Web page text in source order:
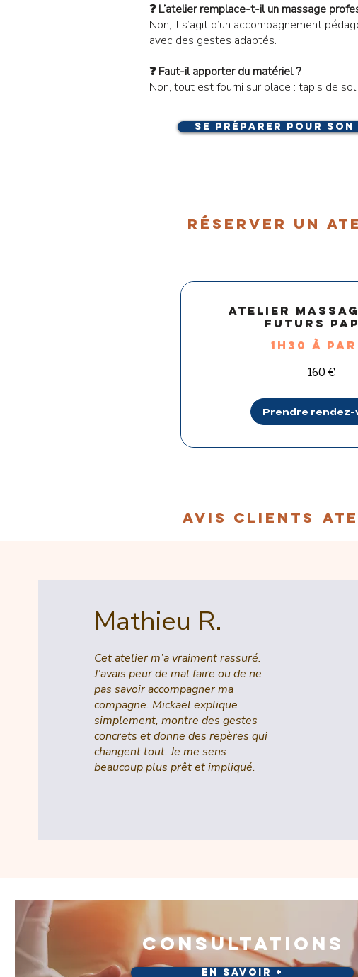
❓ L’atelier remplace-t-il un massage
Non, il s’agit d’un accompagnement
avec des gestes adaptés.
❓ Faut-il apporter du matériel ?
Non, tout est fourni sur place : tapis de
se préparer pour son
réserver un
Atelier
futurs
1h30 à
160 €
Prendre rendez-
AVIS CLIENTS
Mathieu R.
Cet atelier m’a vraiment rassuré.
J’avais peur de mal faire ou de ne
pas savoir accompagner ma
compagne. Mickaël explique
simplement, montre des gestes
concrets et donne des repères qui
changent tout. Je me sens
beaucoup plus prêt et impliqué.
consultations
En savoir +